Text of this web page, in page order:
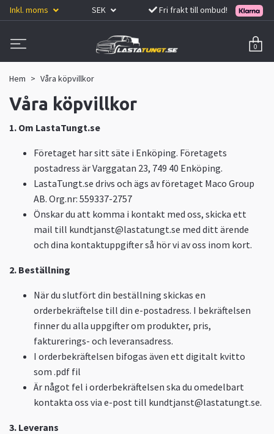
Inkl. moms SEK Fri frakt till ombud!
0
Hem Våra köpvillkor
Våra köpvillkor
1. Om LastaTungt.se
Företaget har sitt säte i Enköping. Företagets
postadress är Varggatan 23, 749 40 Enköping.
LastaTungt.se drivs och ägs av företaget Maco Group
AB. Org.nr: 559337-2757
Önskar du att komma i kontakt med oss, skicka ett
mail till kundtjanst@lastatungt.se med ditt ärende
och dina kontaktuppgifter så hör vi av oss inom kort.
2. Beställning
När du slutfört din beställning skickas en
orderbekräftelse till din e-postadress. I bekräftelsen
finner du alla uppgifter om produkter, pris,
fakturerings- och leveransadress.
I orderbekräftelsen bifogas även ett digitalt kvitto
som .pdf fil
Är något fel i orderbekräftelsen ska du omedelbart
kontakta oss via e-post till kundtjanst@lastatungt.se.
3. Leverans